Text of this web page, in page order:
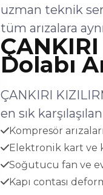
uzman teknik
tüm arızalara
Dolabı
ÇANKIRI
en sık
Kompresör
Elektronik kart ve
Soğutucu fan ve
Kapı contası